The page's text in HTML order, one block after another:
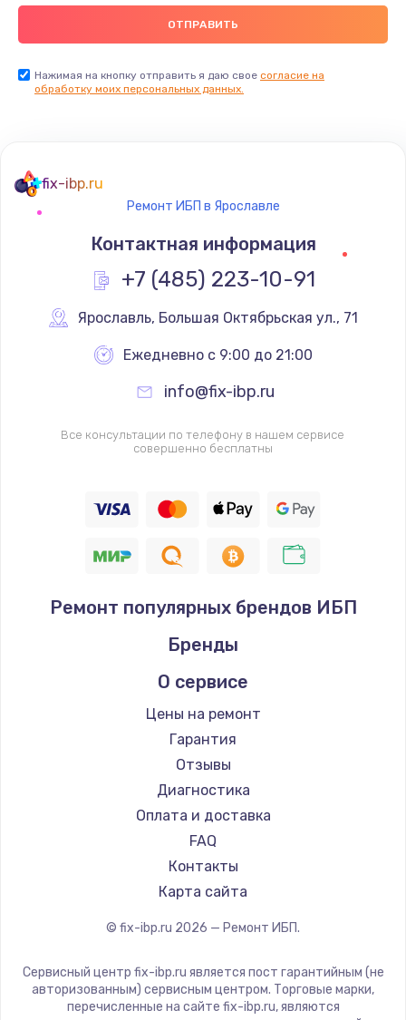
Нажимая на кнопку отправить я даю свое согласие на
обработку моих персональных данных.
fix-ibp.ru
Ремонт ИБП в Ярославле
Контактная информация
+7 (485) 223-10-91
Ярославль, Большая Октябрьская ул., 71
Ежедневно с 9:00 до 21:00
info@fix-ibp.ru
Все консультации по телефону в нашем сервисе
совершенно бесплатны
Ремонт популярных брендов ИБП
Бренды
О сервисе
Цены на ремонт
Гарантия
Отзывы
Диагностика
Оплата и доставка
FAQ
Контакты
Карта сайта
© fix-ibp.ru 2026 — Ремонт ИБП.
Сервисный центр fix-ibp.ru является пост гарантийным (не
авторизованным) сервисным центром. Торговые марки,
перечисленные на сайте fix-ibp.ru, являются